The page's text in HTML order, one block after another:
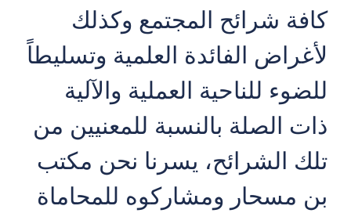
كافة شرائح المجتمع وكذلك
لأغراض الفائدة العلمية وتسليطاً
للضوء للناحية العملية والآلية
ذات الصلة بالنسبة للمعنيين من
تلك الشرائح، يسرنا نحن مكتب
بن مسحار ومشاركوه للمحاماة